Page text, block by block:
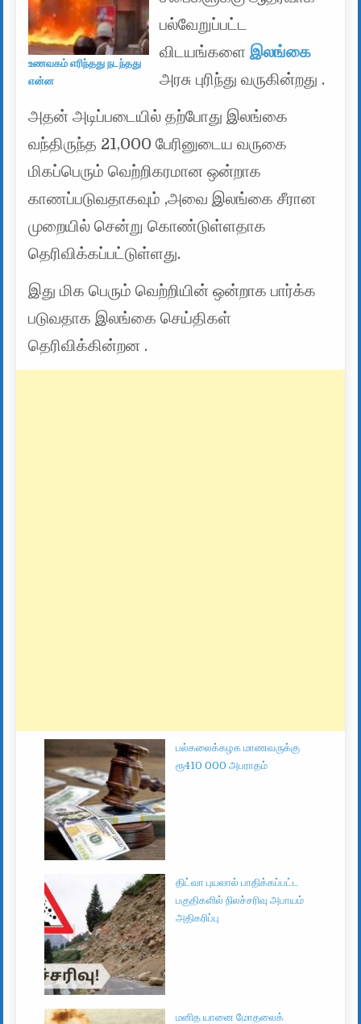
உணவகம் எரிந்தது நடந்தது
என்ன
பல்வேறுப்பட்ட
விடயங்களைஇலங்கை
அரசு புரிந்து வருகின்றது .
அதன் அடிப்படையில் தற்போது இலங்கை
வந்திருந்த 21,000 பேரினுடைய வருகை
மிகப்பெரும் வெற்றிகரமான ஒன்றாக
காணப்படுவதாகவும் ,அவை இலங்கை சீரான
முறையில் சென்று கொண்டுள்ளதாக
தெரிவிக்கப்பட்டுள்ளது.
இது மிக பெரும் வெற்றியின் ஒன்றாக பார்க்க
படுவதாக இலங்கை செய்திகள்
தெரிவிக்கின்றன .
பல்கலைக்கழக மாணவருக்கு
ரூ410 000 அபராதம்
திட்வா புயலால் பாதிக்கப்பட்ட
பகுதிகளில் நிலச்சரிவு அபாயம்
அதிகரிப்பு
மனித யானை மோதலைக்